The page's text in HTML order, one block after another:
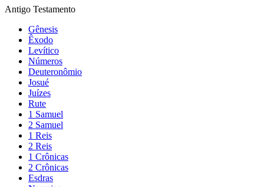
Antigo Testamento
Gênesis
Êxodo
Levítico
Números
Deuteronômio
Josué
Juízes
Rute
1 Samuel
2 Samuel
1 Reis
2 Reis
1 Crônicas
2 Crônicas
Esdras